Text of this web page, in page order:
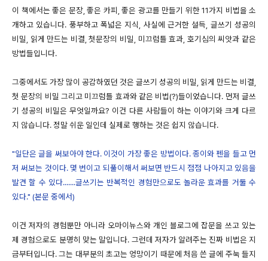
이 책에서는 좋은 문장, 좋은 카피, 좋은 광고를 만들기 위한 11가지 비법을 소
개하고 있습니다. 풍부하고 폭넓은 지식, 사실에 근거한 설득, 글쓰기 성공의
비밀, 읽게 만드는 비결, 첫문장의 비밀, 미끄럼틀 효과, 호기심의 씨앗과 같은
방법들입니다.
그중에서도 가장 많이 공감하였던 것은 글쓰기 성공의 비밀, 읽게 만드는 비결,
첫 문장의 비밀 그리고 미끄럼틀 효과와 같은 비법(?)들이었습니다. 먼저 글쓰
기 성공의 비밀은 무엇일까요? 이건 다른 사람들이 하는 이야기와 크게 다르
지 않습니다. 정말 쉬운 일인데 실제로 행하는 것은 쉽지 않습니다.
"일단은 글을 써보아야 한다. 이것이 가장 좋은 방법이다. 종이와 펜을 들고 먼
저 써보는 것이다. 몇 번이고 되풀이해서 써보면 반드시 점점 나아지고 있음을
발견 할 수 있다.......글쓰기는 반복적인 경험만으로도 놀라운 효과를 거둘 수
있다." (본문 중에서)
이건 저자의 경험뿐만 아니라 오마이뉴스와 개인 블로그에 잡문을 쓰고 있는
제 경험으로도 분명히 맞는 말입니다. 그런데 저자가 알려주는 진짜 비법은 지
금부터입니다. 그는 대부분의 초고는 엉망이기 때문에 처음 쓴 글에 주눅 들지